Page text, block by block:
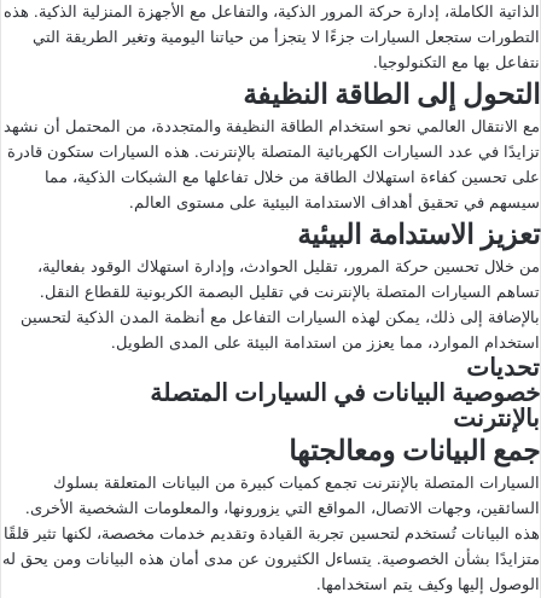
الذاتية الكاملة، إدارة حركة المرور الذكية، والتفاعل مع الأجهزة المنزلية الذكية. هذه
التطورات ستجعل السيارات جزءًا لا يتجزأ من حياتنا اليومية وتغير الطريقة التي
نتفاعل بها مع التكنولوجيا.
التحول إلى الطاقة النظيفة
مع الانتقال العالمي نحو استخدام الطاقة النظيفة والمتجددة، من المحتمل أن نشهد
تزايدًا في عدد السيارات الكهربائية المتصلة بالإنترنت. هذه السيارات ستكون قادرة
على تحسين كفاءة استهلاك الطاقة من خلال تفاعلها مع الشبكات الذكية، مما
سيسهم في تحقيق أهداف الاستدامة البيئية على مستوى العالم.
تعزيز الاستدامة البيئية
من خلال تحسين حركة المرور، تقليل الحوادث، وإدارة استهلاك الوقود بفعالية،
تساهم السيارات المتصلة بالإنترنت في تقليل البصمة الكربونية للقطاع النقل.
بالإضافة إلى ذلك، يمكن لهذه السيارات التفاعل مع أنظمة المدن الذكية لتحسين
استخدام الموارد، مما يعزز من استدامة البيئة على المدى الطويل.
تحديات
خصوصية البيانات في السيارات المتصلة
بالإنترنت
جمع البيانات ومعالجتها
السيارات المتصلة بالإنترنت تجمع كميات كبيرة من البيانات المتعلقة بسلوك
السائقين، وجهات الاتصال، المواقع التي يزورونها، والمعلومات الشخصية الأخرى.
هذه البيانات تُستخدم لتحسين تجربة القيادة وتقديم خدمات مخصصة، لكنها تثير قلقًا
متزايدًا بشأن الخصوصية. يتساءل الكثيرون عن مدى أمان هذه البيانات ومن يحق له
الوصول إليها وكيف يتم استخدامها.